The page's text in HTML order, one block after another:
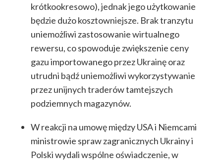
krótkookresowo), jednak jego użytkowanie
będzie dużo kosztowniejsze. Brak tranzytu
uniemożliwi zastosowanie wirtualnego
rewersu, co spowoduje zwiększenie ceny
gazu importowanego przez Ukrainę oraz
utrudni bądź uniemożliwi wykorzystywanie
przez unijnych traderów tamtejszych
podziemnych magazynów.
W reakcji na umowę między USA i Niemcami
ministrowie spraw zagranicznych Ukrainy i
Polski wydali wspólne oświadczenie, w